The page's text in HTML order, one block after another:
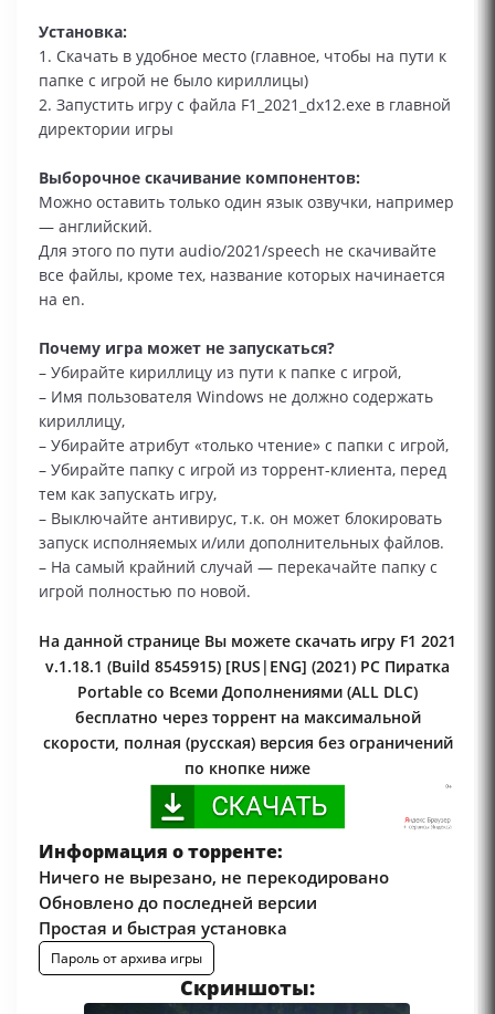
Установка:
1. Скачать в удобное место (главное, чтобы на пути к
папке с игрой не было кириллицы)
2. Запустить игру с файла F1_2021_dx12.exe в главной
директории игры
Выборочное скачивание компонентов:
Можно оставить только один язык озвучки, например
— английский.
Для этого по пути audio/2021/speech не скачивайте
все файлы, кроме тех, название которых начинается
на en.
Почему игра может не запускаться?
– Убирайте кириллицу из пути к папке с игрой,
– Имя пользователя Windows не должно содержать
кириллицу,
– Убирайте атрибут «только чтение» с папки с игрой,
– Убирайте папку с игрой из торрент-клиента, перед
тем как запускать игру,
– Выключайте антивирус, т.к. он может блокировать
запуск исполняемых и/или дополнительных файлов.
– На самый крайний случай — перекачайте папку с
игрой полностью по новой.
На данной странице Вы можете скачать игру F1 2021
v.1.18.1 (Build 8545915) [RUS|ENG] (2021) PC Пиратка
Portable со Всеми Дополнениями (ALL DLC)
бесплатно через торрент на максимальной
скорости, полная (русская) версия без ограничений
по кнопке ниже
Информация о торренте:
Ничего не вырезано, не перекодировано
Обновлено до последней версии
Простая и быстрая установка
Пароль от архива игры
Скриншоты: